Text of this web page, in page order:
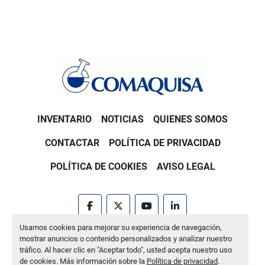
Usamos cookies para mejorar su experiencia de navegación,
mostrar anuncios o contenido personalizados y analizar nuestro
tráfico. Al hacer clic en "Aceptar todo", usted acepta nuestro uso
de cookies. Más información sobre la Política de privacidad.
INVENTARIO NOTICIAS QUIENES SOMOS
CONTACTAR POLÍTICA DE PRIVACIDAD
POLÍTICA DE COOKIES AVISO LEGAL
facebooktwitter youtubelinkedin
Machinio Systemsitio web deMachinio
Administrar cookies